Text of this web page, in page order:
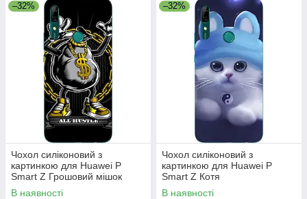
–32%
Чохол силіконовий з
картинкою для Huawei P
Smart Z Грошовий мішок
В наявності
–32%
Чохол силіконовий з
картинкою для Huawei P
Smart Z Котя
В наявності